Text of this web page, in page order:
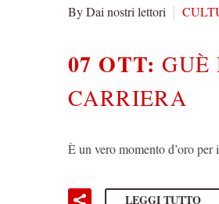
By Dai nostri lettori
07 OTT: GUÈ
CARRIERA
È un vero momento d’oro
LEGGI TUTTO